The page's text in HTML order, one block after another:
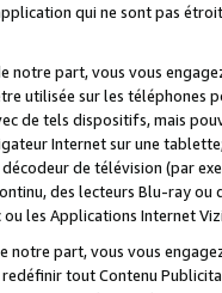
qui ne sont pas
notre part, vous vous
utilisée sur les téléphones
de tels dispositifs, mais
Internet sur une
de télévision (par
des lecteurs Blu-ray
ou les Applications Internet
part, vous vous
tout Contenu